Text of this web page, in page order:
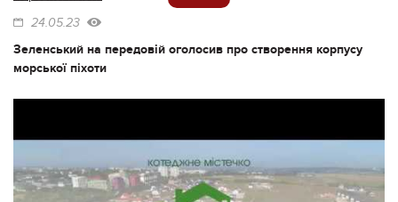
24.05.23
Зеленський на передовій оголосив про створення корпусу
морської піхоти